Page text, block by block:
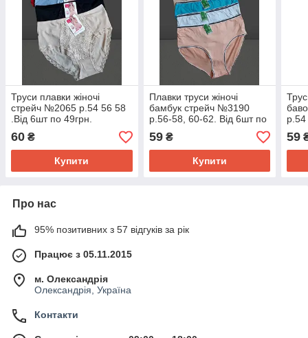
Труси плавки жіночі
стрейч №2065 р.54 56 58
.Від 6шт по 49грн.
60 ₴
Купити
Плавки труси жіночі
бамбук стрейч №3190
р.56-58, 60-62. Від 6шт по
48грн.
59₴
Купити
59
Про нас
95% позитивних з 57 відгуків за рік
Працює з 05.11.2015
м. Олександрія
Олександрія, Україна
Контакти